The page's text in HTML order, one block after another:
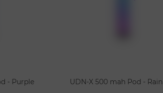
- Purple UDN-X 500 mah Pod -